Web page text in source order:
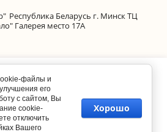
Республика Беларусь г. Минск ТЦ
Галерея место 17А
файлы и
его
с сайтом, Вы
cookie-
отключить
Вашего
Хорошо